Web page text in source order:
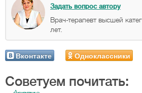
Задать вопрос автору
Врач-терапевт высшей
лет.
Вконтакте Одноклассники
Советуем почитать: